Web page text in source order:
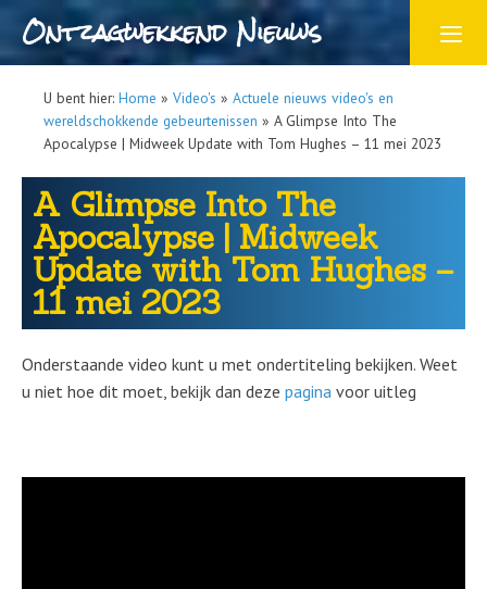
Ontzagwekkend Nieuws
U bent hier: Home » Video's » Actuele nieuws video's en
wereldschokkende gebeurtenissen » A Glimpse Into The
Apocalypse | Midweek Update with Tom Hughes – 11 mei 2023
A Glimpse Into The
Apocalypse | Midweek
Update with Tom Hughes –
11 mei 2023
Onderstaande video kunt u met ondertiteling bekijken. Weet
u niet hoe dit moet, bekijk dan deze pagina voor uitleg